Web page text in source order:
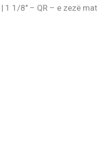
1 1/8″ – QR – e zezë mat